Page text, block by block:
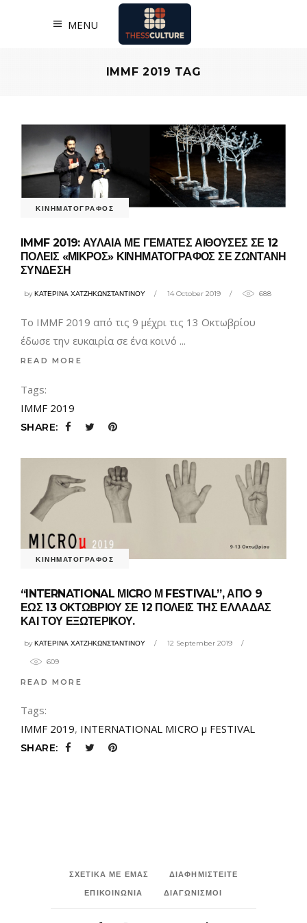
MENU
IMMF 2019 TAG
ΚΙΝΗΜΑΤΟΓΡΑΦΟΣ
IMMF 2019: ΑΥΛΑΙΑ ΜΕ ΓΕΜΑΤΕΣ ΑΙΘΟΥΣΕΣ ΣΕ 12
ΠΟΛΕΙΣ «ΜΙΚΡΟΣ» ΚΙΝΗΜΑΤΟΓΡΑΦΟΣ ΣΕ ΖΩΝΤΑΝΗ
ΣΥΝΔΕΣΗ
byΚΑΤΕΡΙΝΑ ΧΑΤΖΗΚΩΝΣΤΑΝΤΙΝΟΥ 14 October 2019 688
Το IMMF 2019 από τις 9 μέχρι τις 13 Οκτωβρίου
έδωσε την ευκαιρία σε ένα κοινό
READ MORE
Tags:
IMMF 2019
SHARE:
ΚΙΝΗΜΑΤΟΓΡΑΦΟΣ
“INTERNATIONAL ΜΙCRΟ Μ FESTIVAL”, ΑΠO 9
ΕΩΣ 13 ΟΚΤΩΒΡΙΟΥ ΣΕ 12 ΠΟΛΕΙΣ ΤΗΣ ΕΛΛΑΔΑΣ
ΚΑΙ ΤΟΥ ΕΞΩΤΕΡΙΚΟΥ.
byΚΑΤΕΡΙΝΑ ΧΑΤΖΗΚΩΝΣΤΑΝΤΙΝΟΥ 12 September 2019
609
READ MORE
Tags:
IMMF 2019, INTERNATIONAL ΜΙCRΟ μ FESTIVAL
SHARE:
ΣΧΕΤΙΚΑ ΜΕ ΕΜΑΣ
ΔΙΑΦΗΜΙΣΤΕΙΤΕ
ΕΠΙΚΟΙΝΩΝΙΑ
ΔΙΑΓΩΝΙΣΜΟΙ